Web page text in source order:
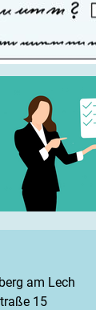
am Lech
15